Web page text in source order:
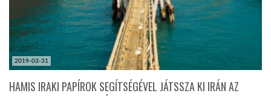
2019-03-31
HAMIS IRAKI PAPÍROK SEGÍTSÉGÉVEL JÁTSSZA KI IRÁN AZ